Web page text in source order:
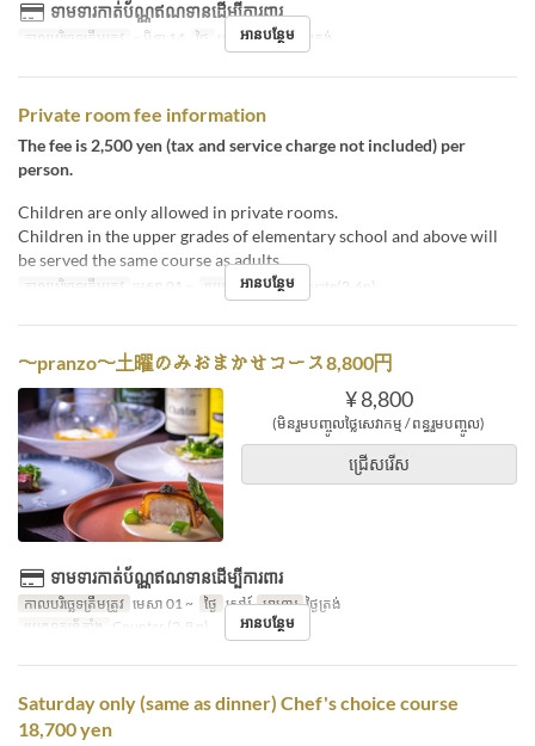
ទាមទារកាត់ប័ណ្ណឥណទានដើម្បីការពារ
កាលបរិច្ឆេទត្រឹមត្រូវ ~ មិនា 14 ថ្ងៃ សៅរ៍ អាហារ ថ្ងៃត្រង់
អានបន្ថែម
Private room fee information
The fee is 2,500 yen (tax and service charge not included) per
person.
Children are only allowed in private rooms.
Children in the upper grades of elementary school and above will
be served the same course as adults.
កាលបរិច្ឆេទត្រឹមត្រូវ មេសា 01 ~ ប្រភេទកន្រ្ត័តាំង Private(2-6p)
អានបន្ថែម
〜pranzo〜土曜のみおまかせコース8,800円
¥ 8,800
(មិនរួមបញ្ចូលថ្លៃសេវាកម្ម / ពន្ធរួមបញ្ចូល)
ជ្រើសរើស
ទាមទារកាត់ប័ណ្ណឥណទានដើម្បីការពារ
កាលបរិច្ឆេទត្រឹមត្រូវ មេសា 01 ~ ថ្ងៃ សៅរ៍ អាហារ ថ្ងៃត្រង់
ប្រភេទកន្រ្ត័តាំង
Counter (2-8 p) អានបន្ថែម
Saturday only (same as dinner) Chef's choice course
18,700 yen